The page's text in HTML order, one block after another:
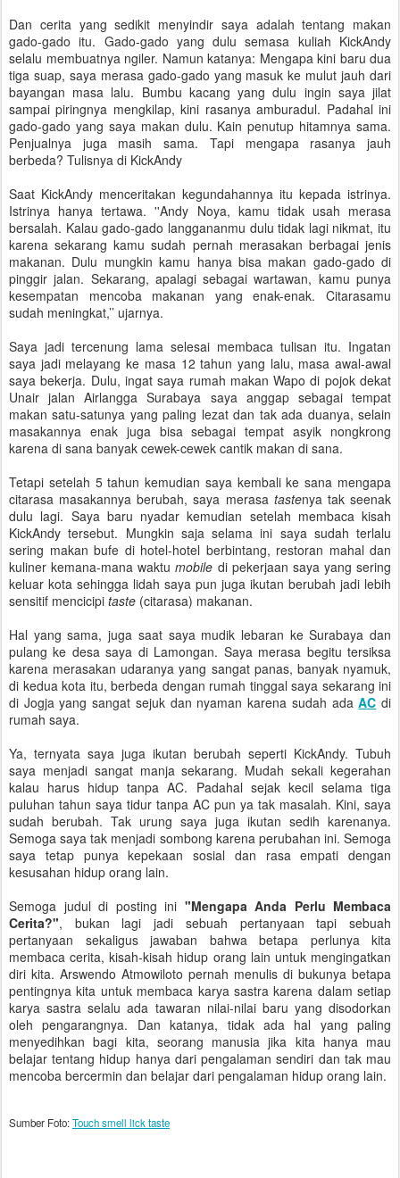
Dan cerita yang sedikit menyindir saya adalah tentang makan
gado-gado itu. Gado-gado yang dulu semasa kuliah KickAndy
selalu membuatnya ngiler. Namun katanya: Mengapa kini baru dua
tiga suap, saya merasa gado-gado yang masuk ke mulut jauh dari
bayangan masa lalu. Bumbu kacang yang dulu ingin saya jilat
sampai piringnya mengkilap, kini rasanya amburadul. Padahal ini
gado-gado yang saya makan dulu. Kain penutup hitamnya sama.
Penjualnya juga masih sama. Tapi mengapa rasanya jauh
berbeda? Tulisnya di KickAndy
Saat KickAndy menceritakan kegundahannya itu kepada istrinya.
Istrinya hanya tertawa. ''Andy Noya, kamu tidak usah merasa
bersalah. Kalau gado-gado langgananmu dulu tidak lagi nikmat, itu
karena sekarang kamu sudah pernah merasakan berbagai jenis
makanan. Dulu mungkin kamu hanya bisa makan gado-gado di
pinggir jalan. Sekarang, apalagi sebagai wartawan, kamu punya
kesempatan mencoba makanan yang enak-enak. Citarasamu
sudah meningkat,’’ ujarnya.
Saya jadi tercenung lama selesai membaca tulisan itu. Ingatan
saya jadi melayang ke masa 12 tahun yang lalu, masa awal-awal
saya bekerja. Dulu, ingat saya rumah makan Wapo di pojok dekat
Unair jalan Airlangga Surabaya saya anggap sebagai tempat
makan satu-satunya yang paling lezat dan tak ada duanya, selain
masakannya enak juga bisa sebagai tempat asyik nongkrong
karena di sana banyak cewek-cewek cantik makan di sana.
Tetapi setelah 5 tahun kemudian saya kembali ke sana mengapa
citarasa masakannya berubah, saya merasa tastenya tak seenak
dulu lagi. Saya baru nyadar kemudian setelah membaca kisah
KickAndy tersebut. Mungkin saja selama ini saya sudah terlalu
sering makan bufe di hotel-hotel berbintang, restoran mahal dan
kuliner kemana-mana waktumobile di pekerjaan saya yang sering
keluar kota sehingga lidah saya pun juga ikutan berubah jadi lebih
sensitif mencicipi taste (citarasa) makanan.
Hal yang sama, juga saat saya mudik lebaran ke Surabaya dan
pulang ke desa saya di Lamongan. Saya merasa begitu tersiksa
karena merasakan udaranya yang sangat panas, banyak nyamuk,
di kedua kota itu, berbeda dengan rumah tinggal saya sekarang ini
di Jogja yang sangat sejuk dan nyaman karena sudah adaAC di
rumah saya.
Ya, ternyata saya juga ikutan berubah seperti KickAndy. Tubuh
saya menjadi sangat manja sekarang. Mudah sekali kegerahan
kalau harus hidup tanpa AC. Padahal sejak kecil selama tiga
puluhan tahun saya tidur tanpa AC pun ya tak masalah. Kini, saya
sudah berubah. Tak urung saya juga ikutan sedih karenanya.
Semoga saya tak menjadi sombong karena perubahan ini. Semoga
saya tetap punya kepekaan sosial dan rasa empati dengan
kesusahan hidup orang lain.
Semoga judul di posting ini "Mengapa Anda Perlu Membaca
Cerita?", bukan lagi jadi sebuah pertanyaan tapi sebuah
pertanyaan sekaligus jawaban bahwa betapa perlunya kita
membaca cerita, kisah-kisah hidup orang lain untuk mengingatkan
diri kita. Arswendo Atmowiloto pernah menulis di bukunya betapa
pentingnya kita untuk membaca karya sastra karena dalam setiap
karya sastra selalu ada tawaran nilai-nilai baru yang disodorkan
oleh pengarangnya. Dan katanya, tidak ada hal yang paling
menyedihkan bagi kita, seorang manusia jika kita hanya mau
belajar tentang hidup hanya dari pengalaman sendiri dan tak mau
mencoba bercermin dan belajar dari pengalaman hidup orang lain.
Sumber Foto:Touch smell lick taste